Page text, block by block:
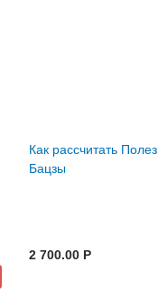
Как рассчитать
Бацзы
2 700.00 P